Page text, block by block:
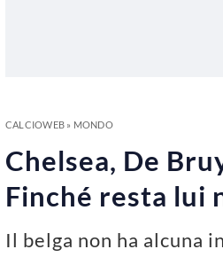
CALCIOWEB» MONDO
Chelsea, De
Finché resta lui
Il belga non ha alcuna